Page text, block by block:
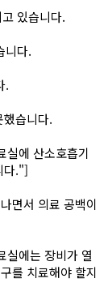
있습니다.
니다.
.
습니다.
실에 산소호흡기
다."]
면서 의료 공백이
실에는 장비가 열
를 치료해야 할지